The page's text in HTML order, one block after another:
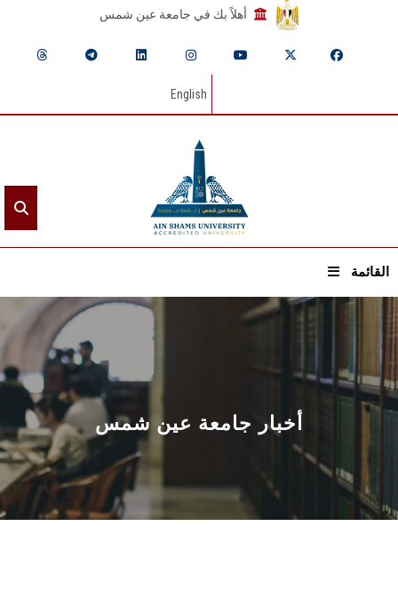
أهلاً بك في جامعة عين شمس
English
القائمة
الرئيسيـة
عن الجامعة
القطاعـات
الشئون الأكاديمية
البحث العلمي
أخبار جامعة عين شمس